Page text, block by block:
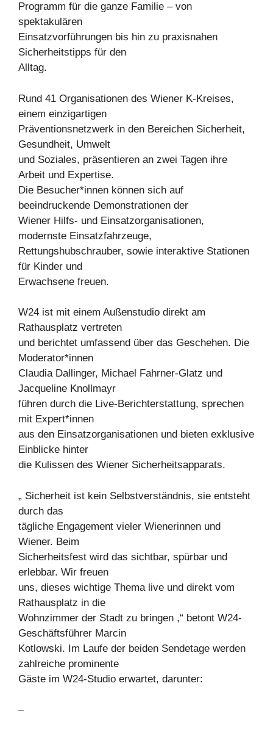
Programm für die ganze Familie – von
spektakulären
Einsatzvorführungen bis hin zu praxisnahen
Sicherheitstipps für den
Alltag.
Rund 41 Organisationen des Wiener K-Kreises,
einem einzigartigen
Präventionsnetzwerk in den Bereichen Sicherheit,
Gesundheit, Umwelt
und Soziales, präsentieren an zwei Tagen ihre
Arbeit und Expertise.
Die Besucher*innen können sich auf
beeindruckende Demonstrationen der
Wiener Hilfs- und Einsatzorganisationen,
modernste Einsatzfahrzeuge,
Rettungshubschrauber, sowie interaktive Stationen
für Kinder und
Erwachsene freuen.
W24 ist mit einem Außenstudio direkt am
Rathausplatz vertreten
und berichtet umfassend über das Geschehen. Die
Moderator*innen
Claudia Dallinger, Michael Fahrner-Glatz und
Jacqueline Knollmayr
führen durch die Live-Berichterstattung, sprechen
mit Expert*innen
aus den Einsatzorganisationen und bieten exklusive
Einblicke hinter
die Kulissen des Wiener Sicherheitsapparats.
„ Sicherheit ist kein Selbstverständnis, sie entsteht
durch das
tägliche Engagement vieler Wienerinnen und
Wiener. Beim
Sicherheitsfest wird das sichtbar, spürbar und
erlebbar. Wir freuen
uns, dieses wichtige Thema live und direkt vom
Rathausplatz in die
Wohnzimmer der Stadt zu bringen ,“ betont W24-
Geschäftsführer Marcin
Kotlowski. Im Laufe der beiden Sendetage werden
zahlreiche prominente
Gäste im W24-Studio erwartet, darunter:
–